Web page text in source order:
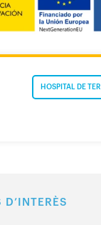
HOSPITAL DE